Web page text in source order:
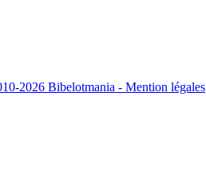
2026 Bibelotmania - Mention légales